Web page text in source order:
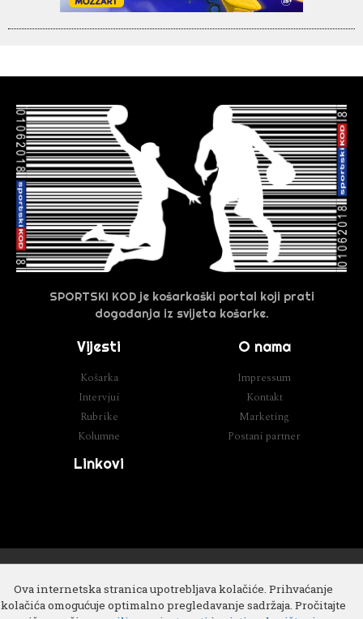
Ova internetska stranica upotrebljava kolačiće. Prihvaćanje
kolačića omogućuje optimalno pregledavanje sadržaja. Pročitajte
SPORTSKI KOD je košarkaški portal koji prati
događanja iz svijeta košarke.
Vijesti
Košarka
Intervjui
Rubrike
Kolumne
O nama
Impressum
Kontakt
Marketing
Postani partner
Linkovi